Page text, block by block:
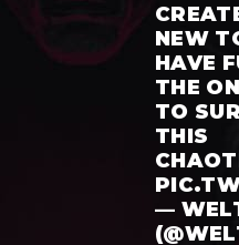
NEW
HAVE
THE
TO
THIS
—